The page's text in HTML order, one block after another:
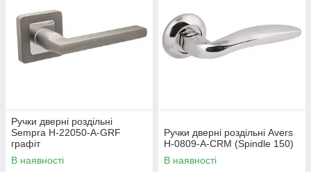
Ручки дверні роздільні
Sempra H-22050-A-GRF
графіт
В наявності
Ручки дверні роздільні Avers
H-0809-A-CRM (Spindle 150)
В наявності